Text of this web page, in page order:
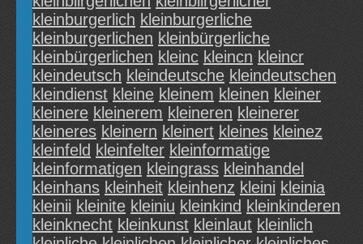
kleinburgerlich kleinburgerliche
kleinburgerlichen kleinbürgerliche
kleinbürgerlichen kleinc kleincn kleincr
kleindeutsch kleindeutsche kleindeutschen
kleindienst kleine kleinem kleinen kleiner
kleinere kleinerem kleineren kleinerer
kleineres kleinern kleinert kleines kleinez
kleinfeld kleinfelter kleinformatige
kleinformatigen kleingrass kleinhandel
kleinhans kleinheit kleinhenz kleini kleinia
kleinii kleinite kleiniu kleinkind kleinkinderen
kleinknecht kleinkunst kleinlaut kleinlich